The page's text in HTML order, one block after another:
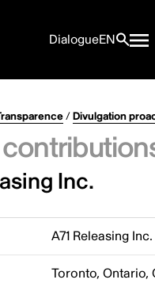
DialogueEN
/Divulgation
Inc.
A71 Releasing Inc.
Toronto, Ontario,